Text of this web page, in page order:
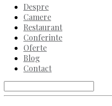
Despre
Camere
Restaurant
Conferinte
Oferte
Blog
Contact